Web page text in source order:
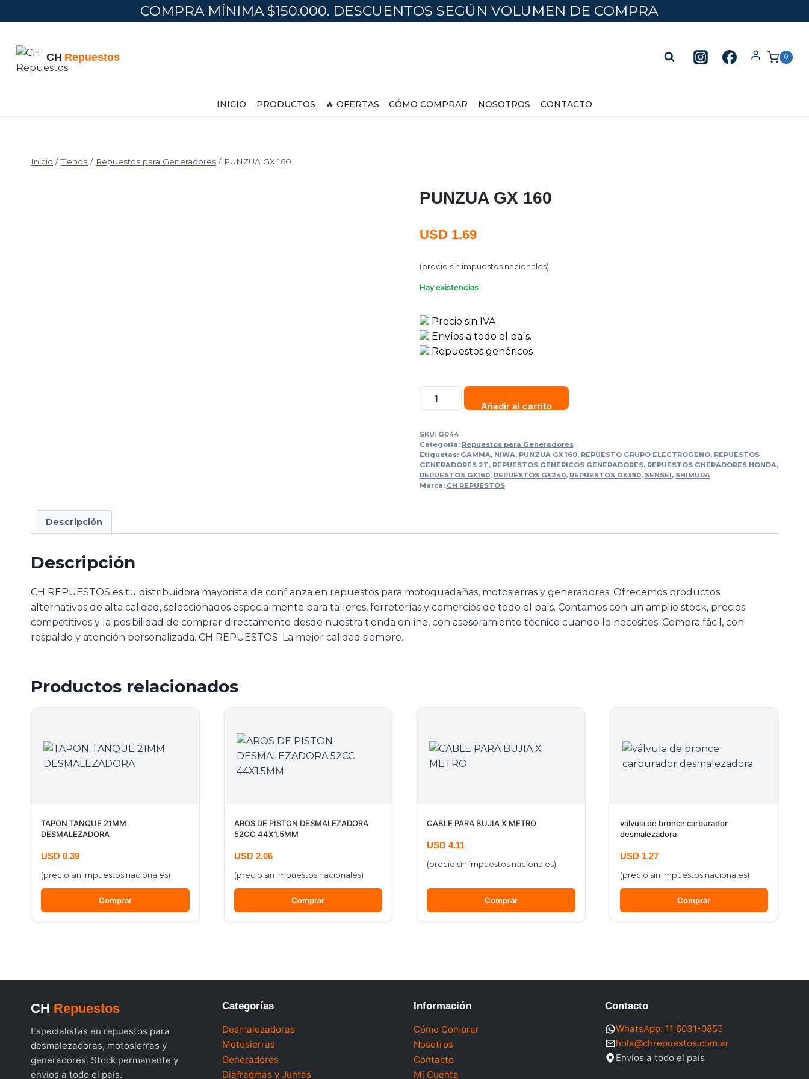
COMPRA MÍNIMA $150.000. DESCUENTOS SEGÚN VOLUMEN DE COMPRA
0
INICIO PRODUCTOS 🔥 OFERTAS CÓMO COMPRAR NOSOTROS CONTACTO
Inicio / Tienda / Repuestos para Generadores / PUNZUA GX 160
PUNZUA GX 160
USD 1.69
(precio sin impuestos nacionales)
Hay existencias
Precio sin IVA.
Envíos a todo el país.
Repuestos genéricos
Añadir al carrito
SKU: G044
Categoría: Repuestos para Generadores
Etiquetas: GAMMA, NIWA, PUNZUA GX 160, REPUESTO GRUPO ELECTROGENO, REPUESTOS
GENERADORES 2T, REPUESTOS GENERICOS GENERADORES, REPUESTOS GNERADORES HONDA,
REPUESTOS GX160, REPUESTOS GX240, REPUESTOS GX390, SENSEI, SHIMURA
Marca: CH REPUESTOS
Descripción
Descripción
CH REPUESTOS es tu distribuidora mayorista de confianza en repuestos para motoguadañas, motosierras y generadores. Ofrecemos productos
alternativos de alta calidad, seleccionados especialmente para talleres, ferreterías y comercios de todo el país. Contamos con un amplio stock, precios
competitivos y la posibilidad de comprar directamente desde nuestra tienda online, con asesoramiento técnico cuando lo necesites. Compra fácil, con
respaldo y atención personalizada. CH REPUESTOS. La mejor calidad siempre.
Productos relacionados
TAPON TANQUE 21MM
DESMALEZADORA
USD 0.39
(precio sin impuestos nacionales)
Comprar
AROS DE PISTON DESMALEZADORA
52CC 44X1.5MM
USD 2.06
(precio sin impuestos nacionales)
Comprar
CABLE PARA BUJIA X METRO
USD 4.11
(precio sin impuestos nacionales)
Comprar
válvula de bronce carburador
desmalezadora
USD 1.27
(precio sin impuestos nacionales)
Comprar
CH Repuestos
Especialistas en repuestos para
desmalezadoras, motosierras y
generadores. Stock permanente y
envíos a todo el país.
Categorías
Desmalezadoras
Motosierras
Generadores
Diafragmas y Juntas
Información
Cómo Comprar
Nosotros
Contacto
Mi Cuenta
Contacto
WhatsApp: 11 6031-0855
hola@chrepuestos.com.ar
Envíos a todo el país